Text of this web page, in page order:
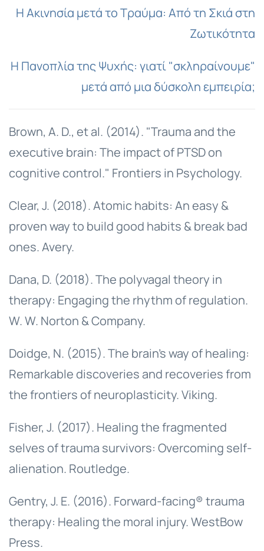
Η Ακινησία μετά το Τραύμα: Από τη Σκιά στη
Ζωτικότητα
Η Πανοπλία της Ψυχής: γιατί "σκληραίνουμε"
μετά από μια δύσκολη εμπειρία;
Brown, A. D., et al. (2014). "Trauma and the
executive brain: The impact of PTSD on
cognitive control." Frontiers in Psychology.
Clear, J. (2018). Atomic habits: An easy &
proven way to build good habits & break bad
ones. Avery.
Dana, D. (2018). The polyvagal theory in
therapy: Engaging the rhythm of regulation.
W. W. Norton & Company.
Doidge, N. (2015). The brain's way of healing:
Remarkable discoveries and recoveries from
the frontiers of neuroplasticity. Viking.
Fisher, J. (2017). Healing the fragmented
selves of trauma survivors: Overcoming self-
alienation. Routledge.
Gentry, J. E. (2016). Forward-facing® trauma
therapy: Healing the moral injury. WestBow
Press.